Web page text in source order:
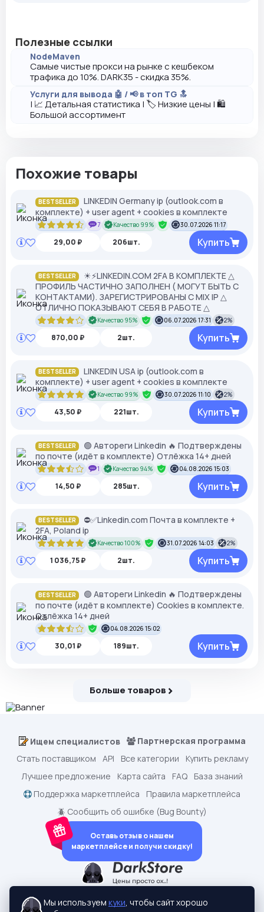
Полезные ссылки
NodeMaven
Самые чистые прокси на рынке с кешбеком
трафика до 10%. DARK35 - скидка 35%.
Услуги для вывода 🤖 / 📢 в топ TG 🔝
| 📈 Детальная статистика | 🏷️ Низкие цены | 🛍️
Большой ассортимент
Похожие товары
BESTSELLER
LINKEDIN Germany ip (outlook.com в
комплекте) + user agent + cookies в комплекте
7 Качество 99% 30.07.2026 11:17
29,00 ₽ 206шт. Купить
BESTSELLER
☀⚡️LINKEDIN.COM 2FA В КОМПЛЕКТЕ △
ПРОФИЛЬ ЧАСТИЧНО ЗАПОЛНЕН ( МОГУТ БЫТЬ С
КОНТАКТАМИ). ЗАРЕГИСТРИРОВАНЫ С MIX IP △
ОТЛИЧНО ПОКАЗЫВАЮТ СЕБЯ В РАБОТЕ △
Качество 95% 06.07.2026 17:31 2%
870,00 ₽ 2шт. Купить
BESTSELLER
LINKEDIN USA ip (outlook.com в
комплекте) + user agent + cookies в комплекте
Качество 99% 30.07.2026 11:10 2%
43,50 ₽ 221шт. Купить
BESTSELLER
🟢 Автореги Linkedin 🔥 Подтверждены
по почте (идёт в комплекте) Отлёжка 14+ дней
1 Качество 94% 04.08.2026 15:03
14,50 ₽ 285шт. Купить
BESTSELLER
⛔️✅Linkedin.com Почта в комплекте +
2FA, Poland ip
Качество 100% 31.07.2026 14:03 2%
1 036,75 ₽ 2шт. Купить
BESTSELLER
🟢 Автореги Linkedin 🔥 Подтверждены
по почте (идёт в комплекте) Cookies в комплекте.
Отлёжка 14+ дней
04.08.2026 15:02
30,01 ₽ 189шт. Купить
Больше товаров
2015-2026 © dark.shopping
Ищем специалистов
Партнерская программа
Стать поставщиком
API Все категории
Купить рекламу
Лучшее предложение
Карта сайта FAQ
База знаний
Поддержка маркетплейса
Правила маркетплейса
🪲 Сообщить об ошибке (Bug Bounty)
Оставь отзыв о нашем
маркетплейсе и получи скидку!
Мы используем куки, чтобы сайт хорошо